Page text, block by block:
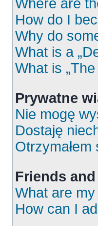
Where are
How do I
Why do
What is a
What is
Prywatne
Nie mogę
Dostaję
Friends
What are
How can I